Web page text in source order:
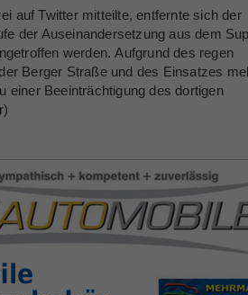
auf Twitter mitteilte, entfernte sich der
der Auseinandersetzung aus dem
werden.Aufgrund des regen
Berger Straße und des Einsatzes
einer Beeinträchtigung des dortigen